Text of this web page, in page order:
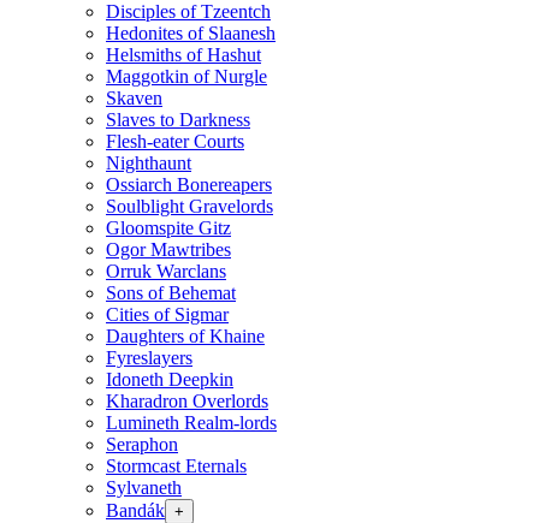
Disciples of Tzeentch
Hedonites of Slaanesh
Helsmiths of Hashut
Maggotkin of Nurgle
Skaven
Slaves to Darkness
Flesh-eater Courts
Nighthaunt
Ossiarch Bonereapers
Soulblight Gravelords
Gloomspite Gitz
Ogor Mawtribes
Orruk Warclans
Sons of Behemat
Cities of Sigmar
Daughters of Khaine
Fyreslayers
Idoneth Deepkin
Kharadron Overlords
Lumineth Realm-lords
Seraphon
Stormcast Eternals
Sylvaneth
Bandák +